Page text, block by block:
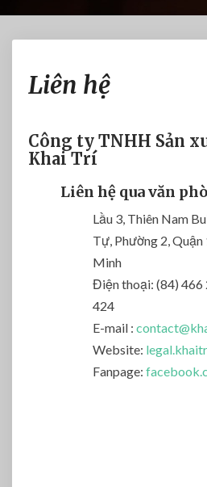
h
Liên hệ
Công ty TNHH Sản
Khai Trí
Liên hệ qua văn
Lầu 3, Thiên Nam
Tự, Phường 2,
Minh
Điện thoại: (84) 466
424
E-mail :
Website:
Fanpage: